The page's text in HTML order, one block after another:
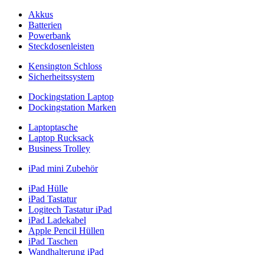
Akkus
Batterien
Powerbank
Steckdosenleisten
Kensington Schloss
Sicherheitssystem
Dockingstation Laptop
Dockingstation Marken
Laptoptasche
Laptop Rucksack
Business Trolley
iPad mini Zubehör
iPad Hülle
iPad Tastatur
Logitech Tastatur iPad
iPad Ladekabel
Apple Pencil Hüllen
iPad Taschen
Wandhalterung iPad